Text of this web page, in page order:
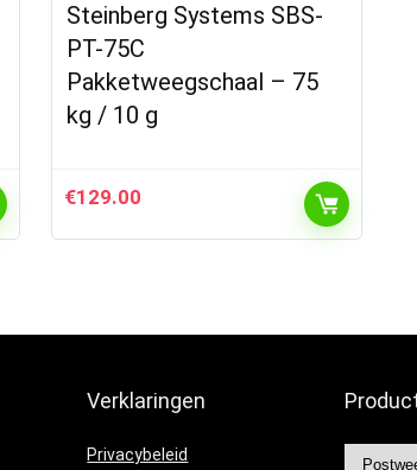
Steinberg Systems SBS-
PT-75C
Pakketweegschaal – 75
kg / 10 g
€129.00
Verklaringen
Privacybeleid